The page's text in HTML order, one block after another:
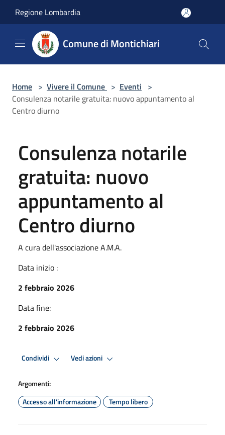
Regione Lombardia
Comune di Montichiari
Home > Vivere il Comune > Eventi >
Consulenza notarile gratuita: nuovo appuntamento al
Centro diurno
Consulenza notarile
gratuita: nuovo
appuntamento al
Centro diurno
A cura dell'associazione A.M.A.
Data inizio :
2 febbraio 2026
Data fine:
2 febbraio 2026
Condividi Vedi azioni
Argomenti:
Accesso all'informazione
Tempo libero